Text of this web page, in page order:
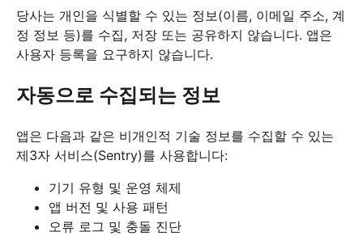
당사는 개인을 식별할 수 있는 정보(이름, 이메일 주소, 계
정 정보 등)를 수집, 저장 또는 공유하지 않습니다. 앱은
사용자 등록을 요구하지 않습니다.
자동으로 수집되는 정보
앱은 다음과 같은 비개인적 기술 정보를 수집할 수 있는
제3자 서비스(Sentry)를 사용합니다:
기기 유형 및 운영 체제
앱 버전 및 사용 패턴
오류 로그 및 충돌 진단